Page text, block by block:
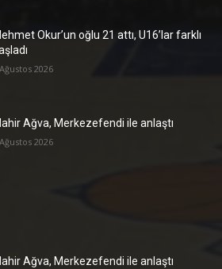
Okur’un oğlu 21 attı, U16’lar farklı
2026
Ağva, Merkezefendi ile anlaştı
2026
Ağva, Merkezefendi ile anlaştı